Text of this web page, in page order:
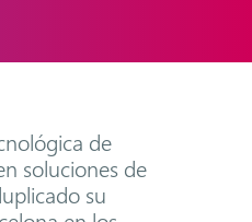
de
soluciones de
su